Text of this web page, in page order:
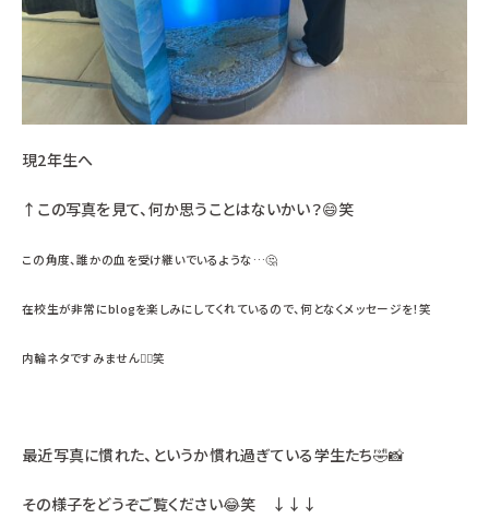
現2年生へ
↑この写真を見て、何か思うことはないかい？😄笑
この角度、誰かの血を受け継いでいるような…🤔
在校生が非常にblogを楽しみにしてくれているので、何となくメッセージを！笑
内輪ネタですみません🙇‍♀️笑
最近写真に慣れた、というか慣れ過ぎている学生たち🤣📸
その様子をどうぞご覧ください😂笑 ↓↓↓